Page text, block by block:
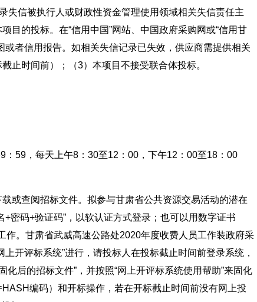
失信被执行人或财政性资金管理使用领域相关失信责任主
目的投标。在“信用中国”网站、中国政府采购网或“信用甘
者信用报告。如相关失信记录已失效，供应商需提供相关
止时间前）；（3）本项目不接受联合体投标。
59，每天上午8：30至12：00，下午12：00至18：00
查阅招标文件。拟参与甘肃省公共资源交易活动的潜在
密码+验证码”，以软认证方式登录；也可以用数字证书
作。甘肃省武威高速公路处2020年度收费人员工作装政府采
开评标系统”进行，请投标人在投标截止时间前登录系统，
化后的招标文件”，并按照“网上开评标系统使用帮助”来固化
编码）和开标操作，若在开标截止时间前没有网上投